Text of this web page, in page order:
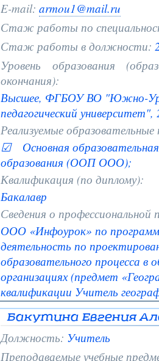
E-mail: armou1@mail.ru
Стаж работы по
Стаж работы в должности:
Уровень образования
окончания):
Высшее, ФГБОУ ВО "Южно-
педагогический университет",
Реализуемые
☑ Основная
образования (ООП ООО);
Квалификация (по диплому):
Бакалавр
Сведения о профессиональной
ООО «Инфоурок» по
деятельность по
образовательного процесса в
организациях (предмет
квалификации Учитель
Бакутина Евгения
Должность: Учитель
Преподаваемые учебные